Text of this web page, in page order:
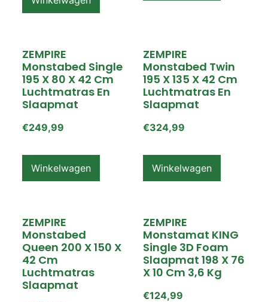
ZEMPIRE
Monstabed Single
195 X 80 X 42 Cm
Luchtmatras En
Slaapmat
€249,99
Winkelwagen
ZEMPIRE
Monstabed Twin
195 X 135 X 42 Cm
Luchtmatras En
Slaapmat
€324,99
Winkelwagen
ZEMPIRE
Monstabed
Queen 200 X 150 X
42 Cm
Luchtmatras
Slaapmat
ZEMPIRE
Monstamat KING
Single 3D Foam
Slaapmat 198 X 76
X 10 Cm 3,6 Kg
€124,99